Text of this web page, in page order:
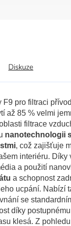
Diskuze
F9 pro filtraci
až 85 % velmi
filtrace
nanotechnologii
, což zajišťuje
interiéru. Díky
a použití
a schopnost
ucpání. Nabízí
se
díky
klesá. Z